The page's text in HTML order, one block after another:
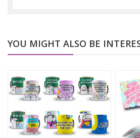
YOU MIGHT ALSO BE